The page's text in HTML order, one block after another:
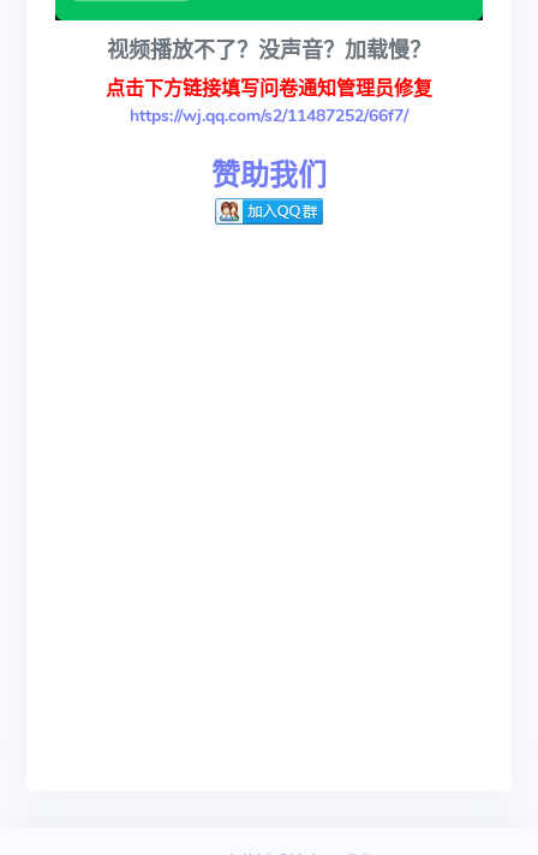
视频播放不了？没声音？加载慢？
点击下方链接填写问卷通知管理员修复
https://wj.qq.com/s2/11487252/66f7/
赞助我们